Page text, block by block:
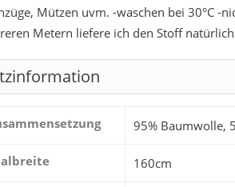
Mützen uvm. -waschen bei 30°C
Metern liefere ich den Stoff
95% Baumwolle,
160cm